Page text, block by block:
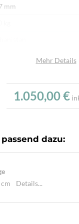
mm
Schafwolle, Von
Mehr Details
1.050,00 €
dazu:
Details...